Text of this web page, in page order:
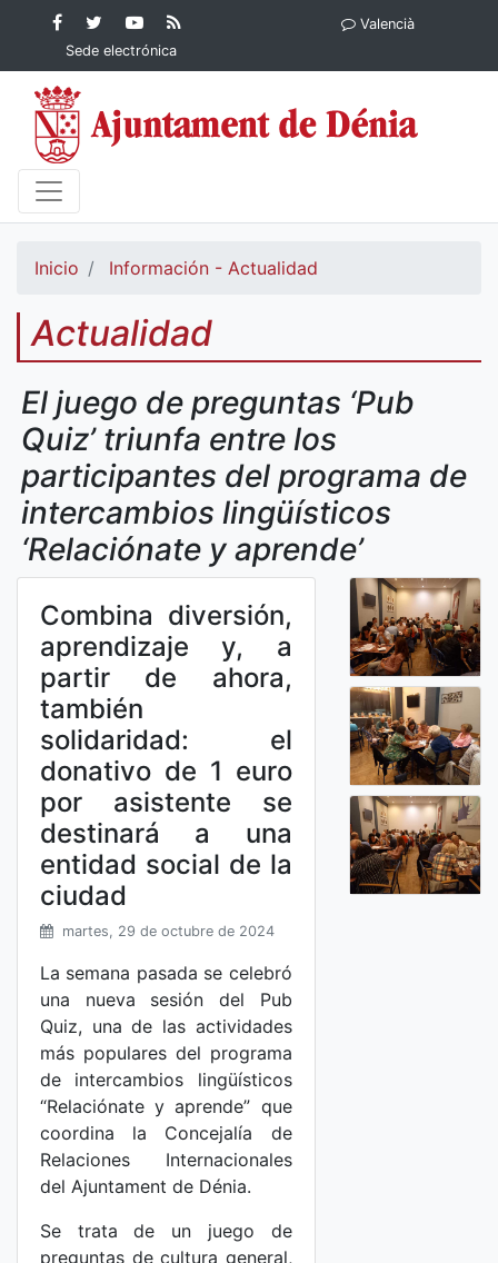
Contenido principalFacebook
Ayuntamiento de
Dénia
Ayuntamiento
de Dénia
YouTube
Ayuntamiento
de Dénia
Ayuntamiento
Sede electrónica
Valencià
Inicio Información - Actualidad
Actualidad
El juego de preguntas ‘Pub
Quiz’ triunfa entre los
participantes del programa de
intercambios lingüísticos
‘Relaciónate y aprende’
Combina diversión,
aprendizaje y, a
partir de ahora,
también
solidaridad: el
donativo de 1 euro
por asistente se
destinará a una
entidad social de la
ciudad
martes, 29 de octubre de 2024
La semana pasada se celebró
una nueva sesión del Pub
Quiz, una de las actividades
más populares del programa
de intercambios lingüísticos
“Relaciónate y aprende” que
coordina la Concejalía de
Relaciones Internacionales
del Ajuntament de Dénia.
Se trata de un juego de
preguntas de cultura general,